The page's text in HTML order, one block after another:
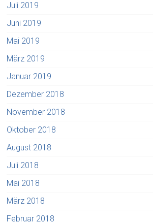
Juli 2019
Juni 2019
Mai 2019
März 2019
Januar 2019
Dezember 2018
November 2018
Oktober 2018
August 2018
Juli 2018
Mai 2018
März 2018
Februar 2018